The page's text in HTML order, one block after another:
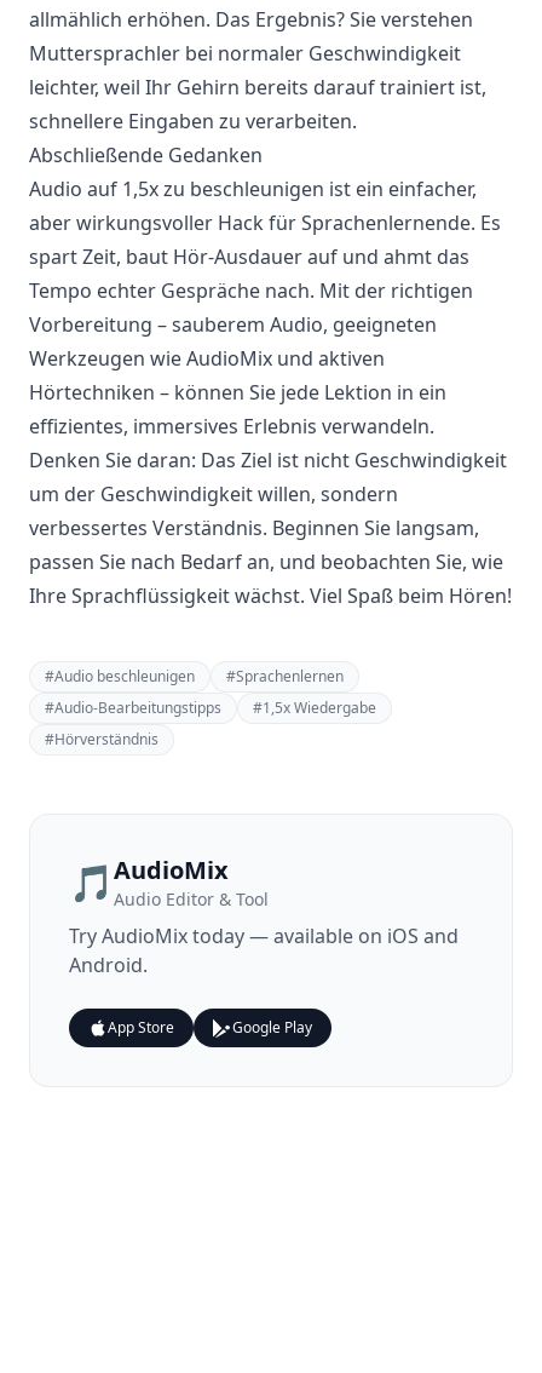
allmählich erhöhen. Das Ergebnis? Sie verstehen
Muttersprachler bei normaler Geschwindigkeit
leichter, weil Ihr Gehirn bereits darauf trainiert ist,
schnellere Eingaben zu verarbeiten.
Abschließende Gedanken
Audio auf 1,5x zu beschleunigen ist ein einfacher,
aber wirkungsvoller Hack für Sprachenlernende. Es
spart Zeit, baut Hör-Ausdauer auf und ahmt das
Tempo echter Gespräche nach. Mit der richtigen
Vorbereitung – sauberem Audio, geeigneten
Werkzeugen wie AudioMix und aktiven
Hörtechniken – können Sie jede Lektion in ein
effizientes, immersives Erlebnis verwandeln.
Denken Sie daran: Das Ziel ist nicht Geschwindigkeit
um der Geschwindigkeit willen, sondern
verbessertes Verständnis. Beginnen Sie langsam,
passen Sie nach Bedarf an, und beobachten Sie, wie
Ihre Sprachflüssigkeit wächst. Viel Spaß beim Hören!
#Audio beschleunigen #Sprachenlernen
#Audio-Bearbeitungstipps #1,5x Wiedergabe
#Hörverständnis
🎵 AudioMix
Audio Editor & Tool
TryAudioMixtoday — available on iOS and
Android.
App Store Google Play